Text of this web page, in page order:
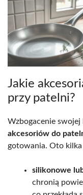
Jakie
przy patelni?
Wzbogacenie
akcesoriów do
gotowania. Oto
silikonowe
chronią